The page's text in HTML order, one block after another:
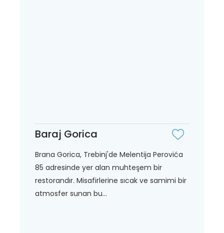
Baraj Gorica
Brana Gorica, Trebinj'de Melentija Perovića
85 adresinde yer alan muhteşem bir
restorandır. Misafirlerine sıcak ve samimi bir
atmosfer sunan bu...